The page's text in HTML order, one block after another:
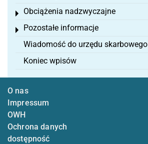
Obciążenia nadzwyczajne
Toggle menu
Pozostałe informacje
Toggle menu
Wiadomość do urzędu skarbowego
Koniec wpisów
O nas
Impressum
OWH
Ochrona danych
dostępność